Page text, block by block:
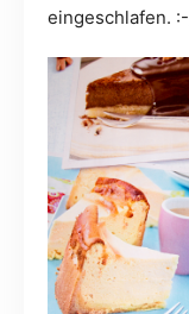
eingeschlafen.